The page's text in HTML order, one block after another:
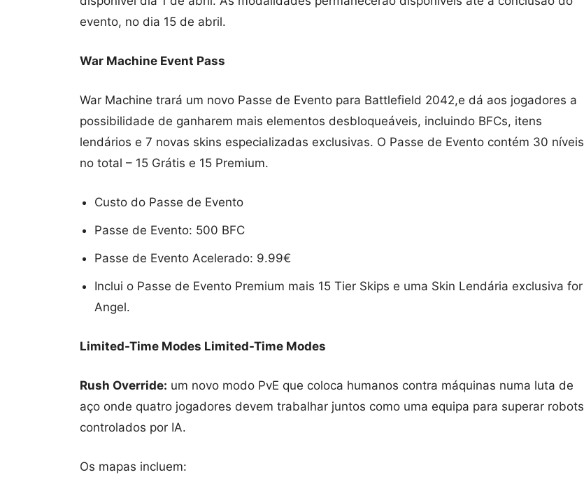
evento, no dia 15 de abril.
War Machine Event Pass
War Machine trará um novo Passe de Evento para Battlefield 2042,e dá aos jogadores a
possibilidade de ganharem mais elementos desbloqueáveis, incluindo BFCs, itens
lendários e 7 novas skins especializadas exclusivas. O Passe de Evento contém 30 níveis
no total – 15 Grátis e 15 Premium.
Custo do Passe de Evento
Passe de Evento: 500 BFC
Passe de Evento Acelerado: 9.99€
Inclui o Passe de Evento Premium mais 15 Tier Skips e uma Skin Lendária exclusiva for
Angel.
Limited-Time Modes Limited-Time Modes
Rush Override: um novo modo PvE que coloca humanos contra máquinas numa luta de
aço onde quatro jogadores devem trabalhar juntos como uma equipa para superar robots
controlados por IA.
Os mapas incluem: